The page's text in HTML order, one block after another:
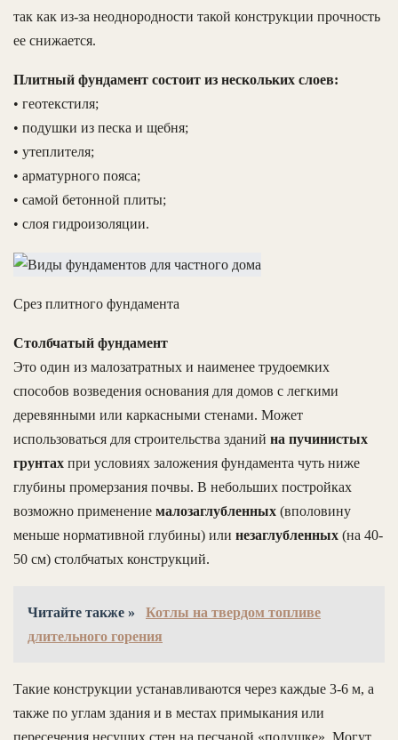
так как из-за неоднородности такой конструкции прочность
ее снижается.
Плитный фундамент состоит из нескольких слоев:
• геотекстиля;
• подушки из песка и щебня;
• утеплителя;
• арматурного пояса;
• самой бетонной плиты;
• слоя гидроизоляции.
Срез плитного фундамента
Столбчатый фундамент
Это один из малозатратных и наименее трудоемких
способов возведения основания для домов с легкими
деревянными или каркасными стенами. Может
использоваться для строительства зданий на пучинистых
грунтах при условиях заложения фундамента чуть ниже
глубины промерзания почвы. В небольших постройках
возможно применение малозаглубленных (вполовину
меньше нормативной глубины) или незаглубленных (на 40-
50 см) столбчатых конструкций.
Читайте также »
Котлы на твердом топливе
длительного горения
Такие конструкции устанавливаются через каждые 3-6 м, а
также по углам здания и в местах примыкания или